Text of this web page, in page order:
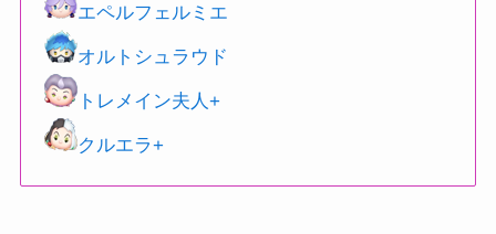
エペルフェルミエ
オルトシュラウド
トレメイン夫人+
クルエラ+